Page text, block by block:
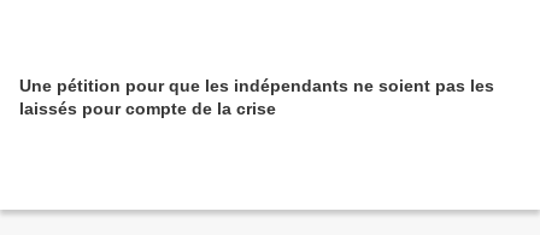
Une pétition pour que les indépendants ne soient pas les
laissés pour compte de la crise